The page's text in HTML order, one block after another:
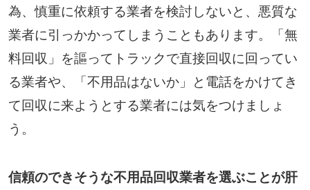
為、慎重に依頼する業者を検討しないと、悪質な
業者に引っかかってしまうこともあります。「無
料回収」を謳ってトラックで直接回収に回ってい
る業者や、「不用品はないか」と電話をかけてき
て回収に来ようとする業者には気をつけましょ
う。
信頼のできそうな不用品回収業者を選ぶことが肝